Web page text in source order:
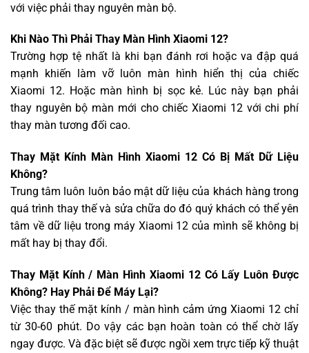
với việc phải thay nguyên màn bộ.
Khi Nào Thì Phải Thay Màn Hình Xiaomi 12?
Trường hợp tệ nhất là khi bạn đánh rơi hoặc va đập quá
mạnh khiến làm vỡ luôn màn hình hiển thị của chiếc
Xiaomi 12. Hoặc màn hình bị sọc kẻ. Lúc này bạn phải
thay nguyên bộ màn mới cho chiếc Xiaomi 12 với chi phí
thay màn tương đối cao.
Thay Mặt Kính Màn Hình Xiaomi 12 Có Bị Mất Dữ Liệu
Không?
Trung tâm luôn luôn bảo mật dữ liệu của khách hàng trong
quá trình thay thế và sửa chữa do đó quý khách có thể yên
tâm về dữ liệu trong máy Xiaomi 12 của mình sẽ không bị
mất hay bị thay đổi.
Thay Mặt Kính / Màn Hình Xiaomi 12 Có Lấy Luôn Được
Không? Hay Phải Để Máy Lại?
Việc thay thế mặt kính / màn hình cảm ứng Xiaomi 12 chỉ
từ 30-60 phút. Do vậy các bạn hoàn toàn có thể chờ lấy
ngay được. Và đặc biệt sẽ được ngồi xem trực tiếp kỹ thuật